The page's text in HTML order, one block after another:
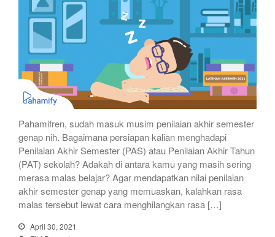
Pahamifren, sudah masuk musim penilaian akhir semester
genap nih. Bagaimana persiapan kalian menghadapi
Penilaian Akhir Semester (PAS) atau Penilaian Akhir Tahun
(PAT) sekolah? Adakah di antara kamu yang masih sering
merasa malas belajar? Agar mendapatkan nilai penilaian
akhir semester genap yang memuaskan, kalahkan rasa
malas tersebut lewat cara menghilangkan rasa […]
April 30, 2021